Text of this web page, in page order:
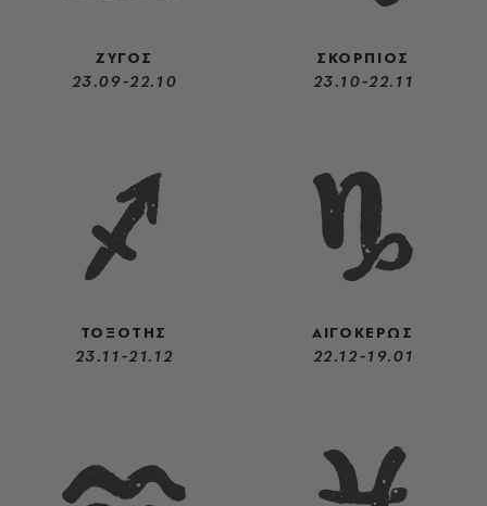
ΖΥΓΟΣ
23.09-22.10
ΣΚΟΡΠΙΟΣ
23.10-22.11
ΤΟΞΟΤΗΣ
23.11-21.12
ΑΙΓΟΚΕΡΩΣ
22.12-19.01